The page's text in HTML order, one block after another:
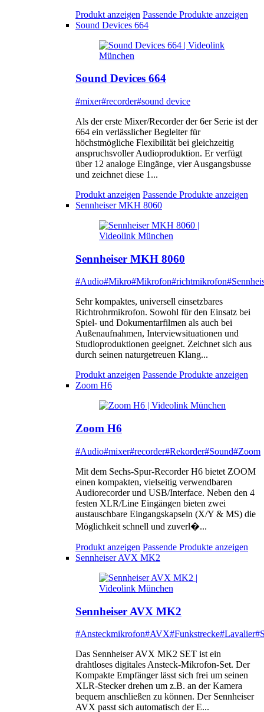
Produkt anzeigen Passende Produkte anzeigen
Sound Devices 664
Sound Devices 664
#mixer#recorder#sound device
Als der erste Mixer/Recorder der 6er Serie ist der
664 ein verlässlicher Begleiter für
höchstmögliche Flexibilität bei gleichzeitig
anspruchsvoller Audioproduktion. Er verfügt
über 12 analoge Eingänge, vier Ausgangsbusse
und zeichnet diese 1...
Produkt anzeigen Passende Produkte anzeigen
Sennheiser MKH 8060
Sennheiser MKH 8060
#Audio#Mikro#Mikrofon#richtmikrofon
Sehr kompaktes, universell einsetzbares
Richtrohrmikrofon. Sowohl für den Einsatz bei
Spiel- und Dokumentarfilmen als auch bei
Außenaufnahmen, Interviewsituationen und
Studioproduktionen geeignet. Zeichnet sich aus
durch seinen naturgetreuen Klang...
Produkt anzeigen Passende Produkte anzeigen
Zoom H6
Zoom H6
#Audio#mixer#recorder#Rekorder#Sound#Zoom
Mit dem Sechs-Spur-Recorder H6 bietet ZOOM
einen kompakten, vielseitig verwendbaren
Audiorecorder und USB/Interface. Neben den 4
festen XLR/Line Eingängen bieten zwei
austauschbare Eingangskapseln (X/Y & MS) die
Möglichkeit schnell und zuverl�...
Produkt anzeigen Passende Produkte anzeigen
Sennheiser AVX MK2
Sennheiser AVX MK2
#Ansteckmikrofon#AVX#Funkstrecke#Lavalier
Das Sennheiser AVX MK2 SET ist ein
drahtloses digitales Ansteck-Mikrofon-Set. Der
Kompakte Empfänger lässt sich frei um seinen
XLR-Stecker drehen um z.B. an der Kamera
bequem anschließen zu können. Der Sennheiser
AVX passt sich automatisch der E...